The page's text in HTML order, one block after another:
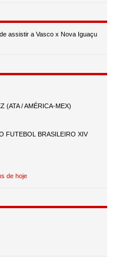
assistir a Vasco x Nova Iguaçu
de hoje